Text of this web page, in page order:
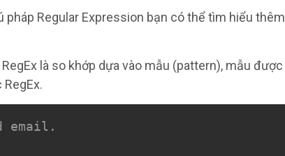
Regular Expression bạn có thể tìm hiểu thêm
là so khớp dựa vào mẫu (pattern), mẫu được